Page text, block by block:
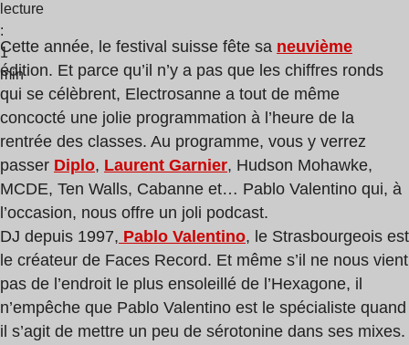
lecture
:
1
min
Cette année, le festival suisse fête sa neuvième
édition. Et parce qu’il n’y a pas que les chiffres ronds
qui se célèbrent, Electrosanne a tout de même
concocté une jolie programmation à l’heure de la
rentrée des classes. Au programme, vous y verrez
passer Diplo, Laurent Garnier, Hudson Mohawke,
MCDE, Ten Walls, Cabanne et… Pablo Valentino qui, à
l’occasion, nous offre un joli podcast.
DJ depuis 1997, Pablo Valentino, le Strasbourgeois est
le créateur de Faces Record. Et même s’il ne nous vient
pas de l’endroit le plus ensoleillé de l’Hexagone, il
n’empêche que Pablo Valentino est le spécialiste quand
il s’agit de mettre un peu de sérotonine dans ses mixes.